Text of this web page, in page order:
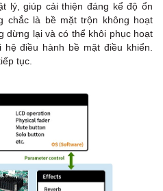
lý, giúp cải thiện đáng kể độ ổn
chắc là bề mặt trộn không hoạt
dừng lại và có thể khôi phục hoạt
điều hành bề mặt điều khiển.
tục.